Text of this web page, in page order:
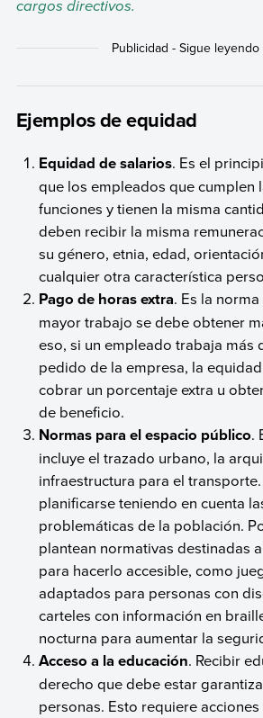
cargos directivos.
Ejemplos de equidad
Equidad de salarios. Es el
que los empleados que cumplen
funciones y tienen la misma
deben recibir la misma
su género, etnia, edad,
cualquier otra característica
Pago de horas extra. Es la
mayor trabajo se debe obtener
eso, si un empleado trabaja más
pedido de la empresa, la
cobrar un porcentaje extra u
de beneficio.
Normas para el espacio público.
incluye el trazado urbano, la
infraestructura para el
planificarse teniendo en cuenta
problemáticas de la población.
plantean normativas destinadas
para hacerlo accesible, como
adaptados para personas con
carteles con información en
nocturna para aumentar la
Acceso a la educación. Recibir
derecho que debe estar
personas. Esto requiere